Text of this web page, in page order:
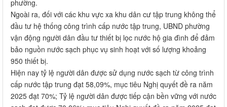
phường.
Ngoài ra, đối với các khu vực xa khu dân cư tập trung không thể
đầu tư hệ thống công trình cấp nước tập trung, UBND phường
vận động người dân đầu tư thiết bị lọc nước hộ gia đình để đảm
bảo nguồn nước sạch phục vụ sinh hoạt với số lượng khoảng
950 thiết bị.
Hiện nay tỷ lệ người dân được sử dụng nước sạch từ công trình
cấp nước tập trung đạt 58,09%, mục tiêu Nghị quyết đề ra năm
2025 đạt 70%; Tỷ lệ người dân được tiếp cận bền vững với nước